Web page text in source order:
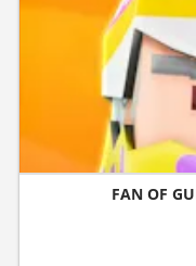
FAN OF